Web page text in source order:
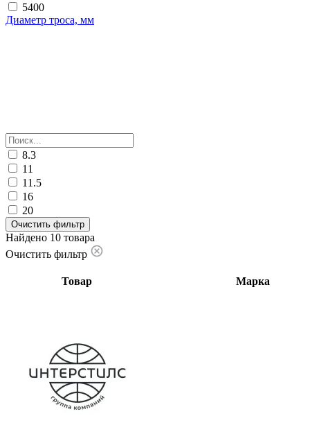
5400
Диаметр троса, мм
8.3
11
11.5
16
20
Очистить фильтр
Найдено 10 товара
Очистить фильтр
Товар Марка